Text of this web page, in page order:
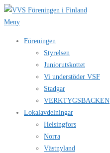
Hoppa
till
Meny
Föreningen
Styrelsen
Juniorutskottet
Vi understöder VSF
Stadgar
VERKTYGSBACKEN
Lokalavdelningar
Helsingfors
Norra
Västnyland